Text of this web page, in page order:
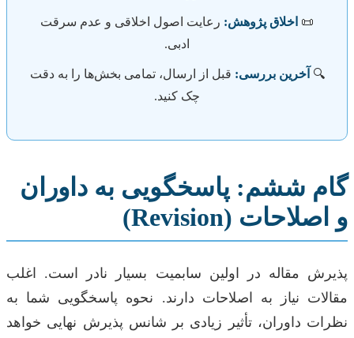
📜 اخلاق پژوهش: رعایت اصول اخلاقی و عدم سرقت
ادبی.
🔍 آخرین بررسی: قبل از ارسال، تمامی بخش‌ها را به دقت
چک کنید.
گام ششم: پاسخگویی به داوران
و اصلاحات (Revision)
پذیرش مقاله در اولین سابمیت بسیار نادر است. اغلب
مقالات نیاز به اصلاحات دارند. نحوه پاسخگویی شما به
نظرات داوران، تأثیر زیادی بر شانس پذیرش نهایی خواهد